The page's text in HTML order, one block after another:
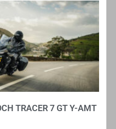
TRACER 7 GT Y-AMT